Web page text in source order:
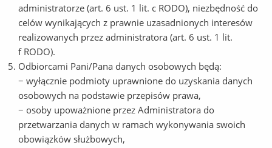
administratorze (art. 6 ust. 1 lit. c RODO), niezbędność do
celów wynikających z prawnie uzasadnionych interesów
realizowanych przez administratora (art. 6 ust. 1 lit.
f RODO).
Odbiorcami Pani/Pana danych osobowych będą:
− wyłącznie podmioty uprawnione do uzyskania danych
osobowych na podstawie przepisów prawa,
− osoby upoważnione przez Administratora do
przetwarzania danych w ramach wykonywania swoich
obowiązków służbowych,